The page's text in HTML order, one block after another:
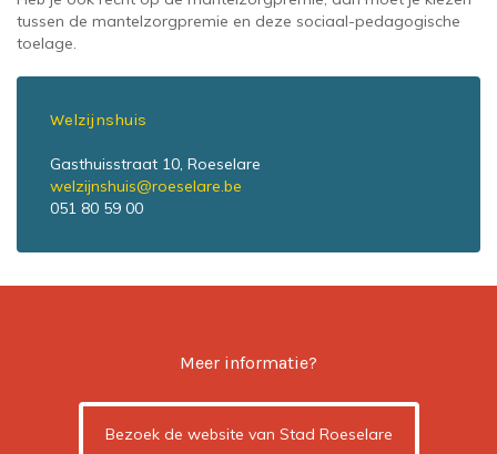
tussen de mantelzorgpremie en deze sociaal-pedagogische
toelage.
Welzijnshuis
Gasthuisstraat 10, Roeselare
welzijnshuis@roeselare.be
051 80 59 00
Meer informatie?
Bezoek de website van Stad Roeselare